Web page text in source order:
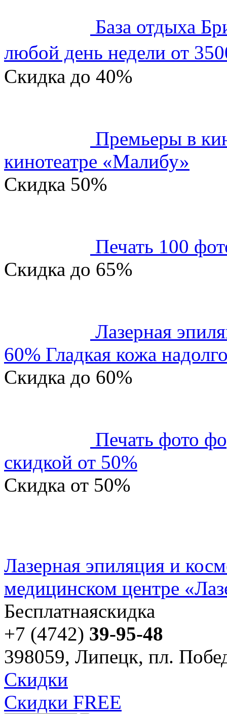
База отдыха
любой день недели от
Скидка до 40%
Премьеры в
кинотеатре «Малибу»
Скидка 50%
Печать 100
Скидка до 65%
Лазерная
60% Гладкая кожа
Скидка до 60%
Печать фото
скидкой от 50%
Скидка от 50%
Лазерная эпиляция и
медицинском центре
Бесплатнаяскидка
+7 (4742) 39-95-48
398059, Липецк, пл.
Скидки
Скидки FREE